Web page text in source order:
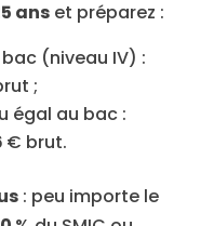
anset préparez :
(niveau IV) :
;
égal au bac :
€ brut.
: peu importe le